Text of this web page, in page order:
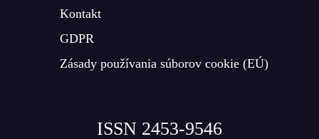
Kontakt
GDPR
Zásady používania súborov cookie (EÚ)
ISSN 2453-9546